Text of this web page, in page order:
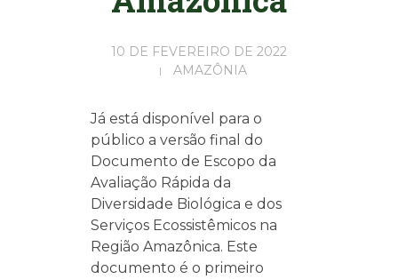
10 DE FEVEREIRO DE 2022
AMAZÔNIA
Já está disponível para o
público a versão final do
Documento de Escopo da
Avaliação Rápida da
Diversidade Biológica e dos
Serviços Ecossistêmicos na
Região Amazônica. Este
documento é o primeiro